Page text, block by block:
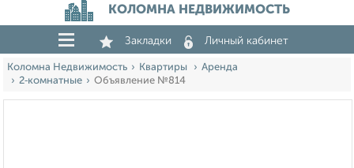
КОЛОМНА НЕДВИЖИМОСТЬ
Закладки Личный кабинет
Коломна Недвижимость Квартиры
Аренда
2‑комнатные
Объявление №814